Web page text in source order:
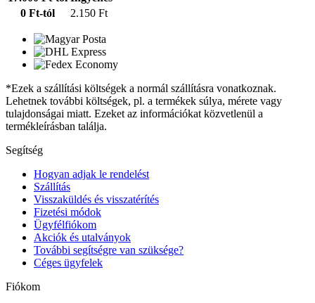
0 Ft-tól
2.150 Ft
*Ezek a szállítási költségek a normál szállításra vonatkoznak.
Lehetnek további költségek, pl. a termékek súlya, mérete vagy
tulajdonságai miatt. Ezeket az információkat közvetlenül a
termékleírásban találja.
Segítség
Hogyan adjak le rendelést
Szállítás
Visszaküldés és visszatérítés
Fizetési módok
Ügyfélfiókom
Akciók és utalványok
További segítségre van szüksége?
Céges ügyfelek
Fiókom